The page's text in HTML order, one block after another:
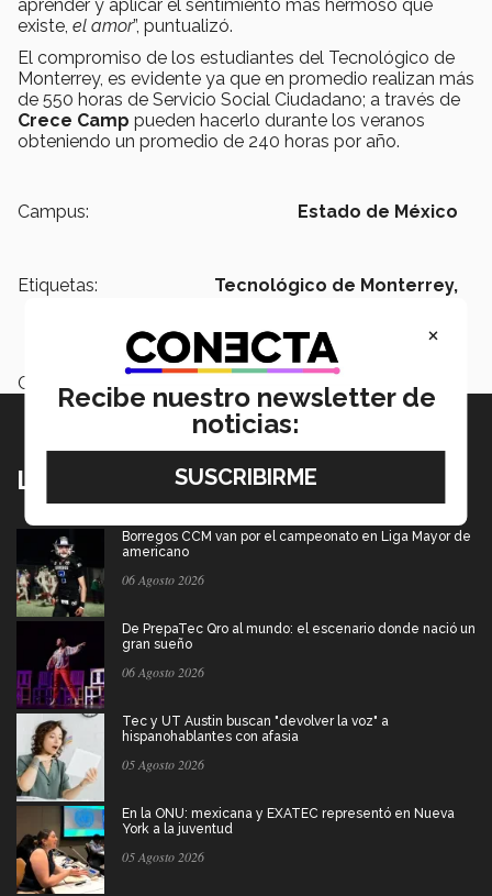
aprender y aplicar el sentimiento más hermoso que
existe, el amor”, puntualizó.
El compromiso de los estudiantes del Tecnológico de
Monterrey, es evidente ya que en promedio realizan más
de 550 horas de Servicio Social Ciudadano; a través de
Crece Camp pueden hacerlo durante los veranos
obteniendo un promedio de 240 horas por año.
Campus: Estado de México
Etiquetas:
Tecnológico de Monterrey,
Camp ,
Servicio Social
Categoría: Educación
Lo más nuevo
Borregos CCM van por el campeonato en Liga Mayor de
americano
06 Agosto 2026
De PrepaTec Qro al mundo: el escenario donde nació un
gran sueño
06 Agosto 2026
Tec y UT Austin buscan "devolver la voz" a
hispanohablantes con afasia
05 Agosto 2026
En la ONU: mexicana y EXATEC representó en Nueva
York a la juventud
05 Agosto 2026
×
Recibe nuestro newsletter de
noticias: